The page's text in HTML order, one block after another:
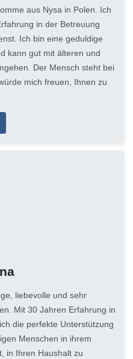
aus Nysa in Polen. Ich
in der Betreuung
Ich bin eine geduldige
kann gut mit älteren und
Der Mensch steht bei
mich freuen, Ihnen zu
liebevolle und sehr
Mit 30 Jahren Erfahrung in
die perfekte Unterstützung
Menschen in ihrem
in Ihren Haushalt zu